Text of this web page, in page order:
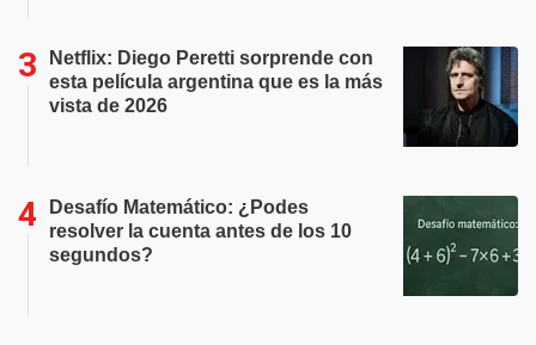
Netflix: Diego Peretti sorprende con
esta película argentina que es la más
vista de 2026
Desafío Matemático: ¿Podes
resolver la cuenta antes de los 10
segundos?